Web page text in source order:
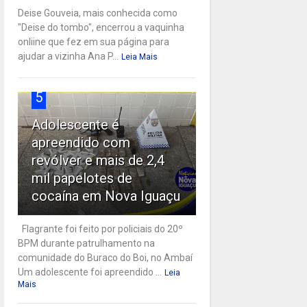
Deise Gouveia, mais conhecida como
"Deise do tombo", encerrou a vaquinha
onliine que fez em sua página para
ajudar a vizinha Ana P...
Leia Mais
5
Adolescente é
apreendido com
revólver e mais de 2,4
mil papelotes de
cocaína em Nova Iguaçu
Flagrante foi feito por policiais do 20º
BPM durante patrulhamento na
comunidade do Buraco do Boi, no Ambaí
Um adolescente foi apreendido ...
Leia
Mais